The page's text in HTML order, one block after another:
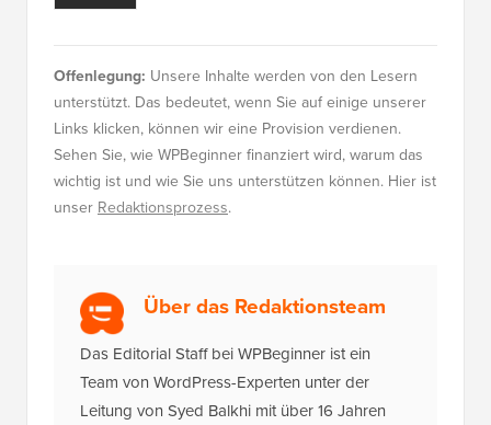
Offenlegung: Unsere Inhalte werden von den Lesern
unterstützt. Das bedeutet, wenn Sie auf einige unserer
Links klicken, können wir eine Provision verdienen.
Sehen Sie, wie WPBeginner finanziert wird, warum das
wichtig ist und wie Sie uns unterstützen können. Hier ist
unser Redaktionsprozess.
Über das Redaktionsteam
Das Editorial Staff bei WPBeginner ist ein
Team von WordPress-Experten unter der
Leitung von Syed Balkhi mit über 16 Jahren